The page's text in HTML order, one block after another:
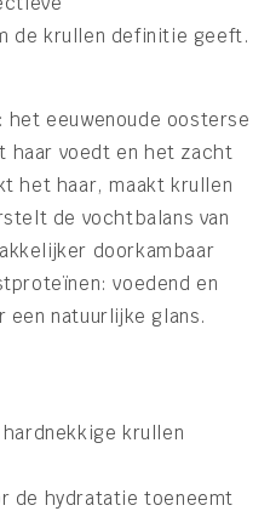
de krullen definitie geeft.
eeuwenoude oosterse
haar voedt en het zacht
het haar, maakt krullen
de vochtbalans van
doorkambaar
voedend en
een natuurlijke glans.
krullen
de hydratatie toeneemt